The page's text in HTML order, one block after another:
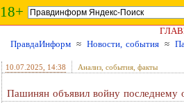
18+
ПравдаИнформ ≈ Новости, события ≈
10.07.2025 , 14:38 Анализ, события, факты
Пашинян объявил войну последнему